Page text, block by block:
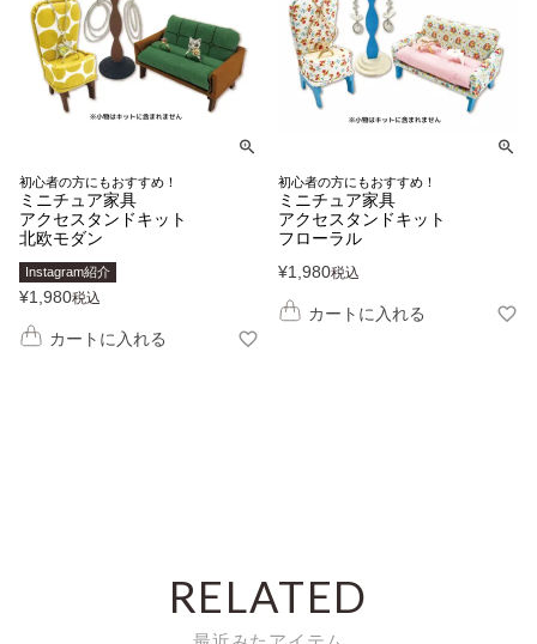
初心者の方にもおすすめ！
ミニチュア家具
アクセスタンドキット
北欧モダン
Instagram紹介
¥1,980税込
カートに入れる
初心者の方にもおすすめ！
ミニチュア家具
アクセスタンドキット
フローラル
¥1,980税込
カートに入れる
RELATED